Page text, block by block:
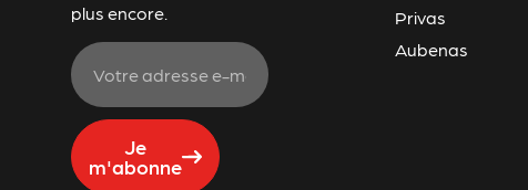
plus encore.
Je
m'abonne
Privas
Aubenas